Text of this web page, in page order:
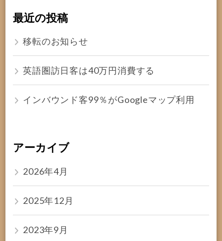
最近の投稿
移転のお知らせ
英語圏訪日客は40万円消費する
インバウンド客99％がGoogleマップ利用
アーカイブ
2026年4月
2025年12月
2023年9月